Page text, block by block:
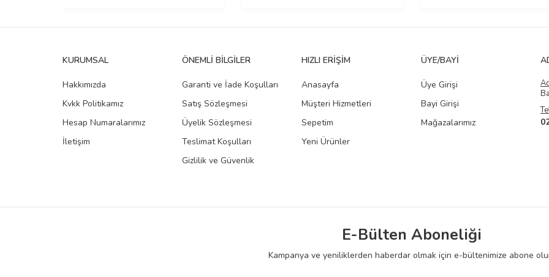
KURUMSAL
Hakkımızda
Kvkk Politikamız
Hesap Numaralarımız
İletişim
ÖNEMLI BILGILER
Garanti ve İade Koşulları
Satış Sözleşmesi
Üyelik Sözleşmesi
Teslimat Koşulları
Gizlilik ve Güvenlik
HIZLI ERIŞIM
Anasayfa
Müşteri Hizmetleri
Sepetim
Yeni Ürünler
ÜYE/BAYI
Üye Girişi
Bayi Girişi
Mağazalarımız
E-Bülten Aboneliği
Kampanya ve yeniliklerden haberdar olmak için e-bültenimize abone